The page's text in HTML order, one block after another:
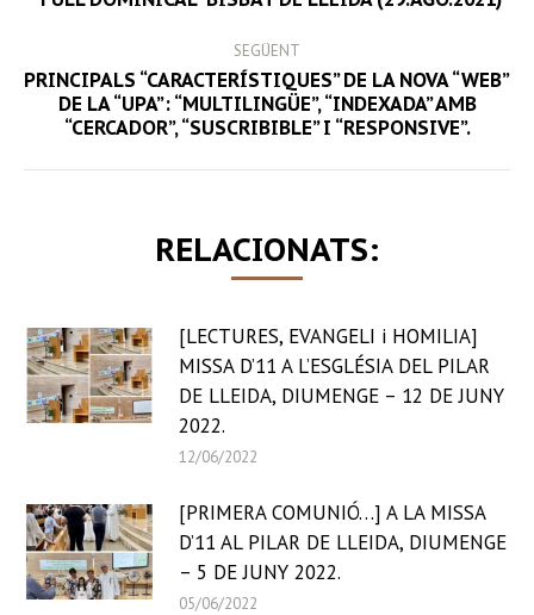
SEGÜENT
Next
post:
PRINCIPALS “CARACTERÍSTIQUES” DE LA NOVA “WEB”
DE LA “UPA”: “MULTILINGÜE”, “INDEXADA” AMB
“CERCADOR”, “SUSCRIBIBLE” I “RESPONSIVE”.
RELACIONATS:
[LECTURES, EVANGELI i HOMILIA]
MISSA D’11 A L’ESGLÉSIA DEL PILAR
DE LLEIDA, DIUMENGE – 12 DE JUNY
2022.
12/06/2022
[PRIMERA COMUNIÓ…] A LA MISSA
D’11 AL PILAR DE LLEIDA, DIUMENGE
– 5 DE JUNY 2022.
05/06/2022